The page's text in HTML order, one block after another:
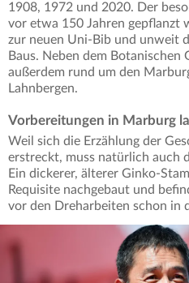
1908, 1972 und 2020. Der
vor etwa 150 Jahren gepflanzt
zur neuen Uni-Bib und unweit
Baus. Neben dem
außerdem rund um den
Lahnbergen.
Vorbereitungen in Marburg
Weil sich die Erzählung der
erstreckt, muss natürlich auch
Ein dickerer, älterer Ginko-
Requisite nachgebaut und
vor den Dreharbeiten schon in